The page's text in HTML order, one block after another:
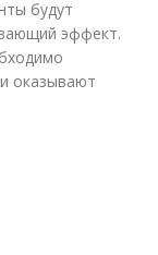
будут
эффект.
оказывают